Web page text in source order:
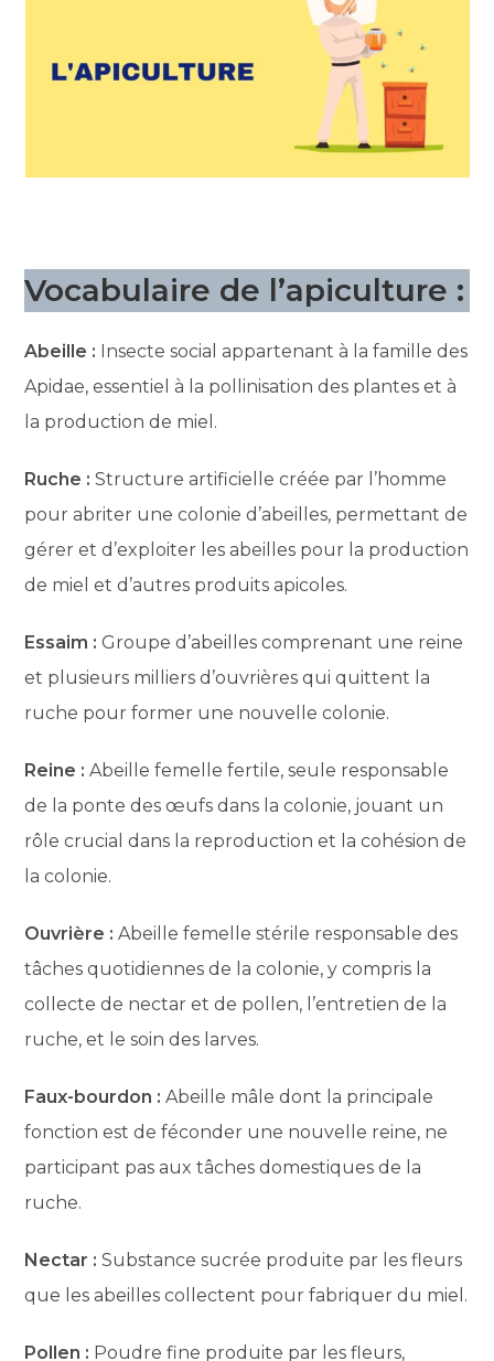
Vocabulaire de l’apiculture :
Abeille : Insecte social appartenant à la famille des
Apidae, essentiel à la pollinisation des plantes et à
la production de miel.
Ruche : Structure artificielle créée par l’homme
pour abriter une colonie d’abeilles, permettant de
gérer et d’exploiter les abeilles pour la production
de miel et d’autres produits apicoles.
Essaim : Groupe d’abeilles comprenant une reine
et plusieurs milliers d’ouvrières qui quittent la
ruche pour former une nouvelle colonie.
Reine : Abeille femelle fertile, seule responsable
de la ponte des œufs dans la colonie, jouant un
rôle crucial dans la reproduction et la cohésion de
la colonie.
Ouvrière : Abeille femelle stérile responsable des
tâches quotidiennes de la colonie, y compris la
collecte de nectar et de pollen, l’entretien de la
ruche, et le soin des larves.
Faux-bourdon : Abeille mâle dont la principale
fonction est de féconder une nouvelle reine, ne
participant pas aux tâches domestiques de la
ruche.
Nectar : Substance sucrée produite par les fleurs
que les abeilles collectent pour fabriquer du miel.
Pollen : Poudre fine produite par les fleurs,